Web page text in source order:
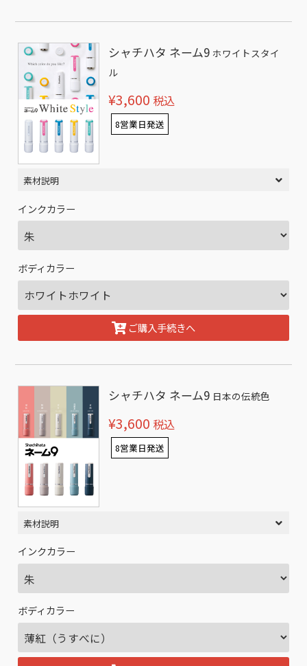
シャチハタ ネーム9 ホワイトスタイ
ル
¥3,600 税込
8営業日発送
素材説明
インクカラー
ボディカラー
ご購入手続きへ
シャチハタ ネーム9 日本の伝統色
¥3,600 税込
8営業日発送
素材説明
インクカラー
ボディカラー